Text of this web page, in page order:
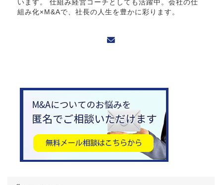
います。 仕組み経営コーチとしても活躍中。会社の仕
組み化×M&Aで、社長の人生を豊かに彩ります。